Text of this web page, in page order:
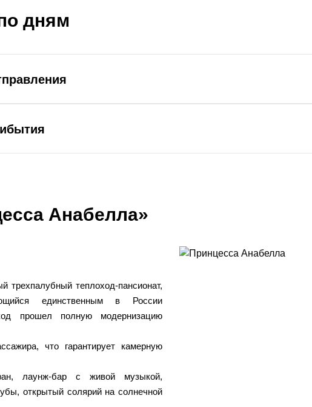
дням
Анабелла»
трехпалубный теплоход-пансионат,
единственным в России
прошел полную модернизацию
что гарантирует камерную
лаунж-бар с живой музыкой,
открытый солярий на солнечной